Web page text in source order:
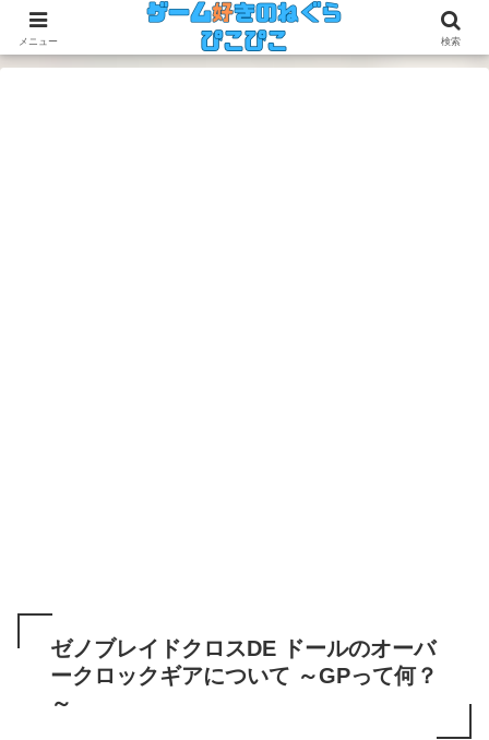
今のゲームも昔のゲームも面白い！
ゼノブレイドクロスDE ドールのオーバ
ークロックギアについて ～GPって何？
～
メニュー 検索